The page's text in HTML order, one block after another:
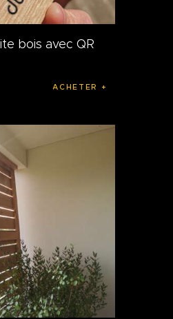
bois avec QR
ACHETER